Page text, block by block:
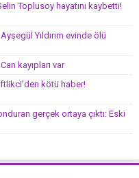
Toplusoy hayatını kaybetti!
Yıldırım evinde ölü
kayıpları var
kötü haber!
gerçek ortaya çıktı: Eski